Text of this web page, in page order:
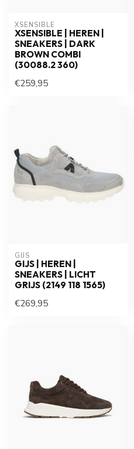
XSENSIBLE
XSENSIBLE | HEREN |
SNEAKERS | DARK
BROWN COMBI
(30088.2 360)
€259,95
GIJS
GIJS | HEREN |
SNEAKERS | LICHT
GRIJS (2149 118 1565)
€269,95